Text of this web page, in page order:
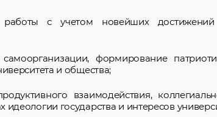
работы с учетом новейших
формирование
и общества;
взаимодействия,
государства и интересов